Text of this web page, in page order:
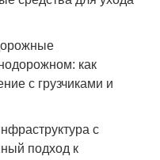
как
с грузчиками и
с
подход к